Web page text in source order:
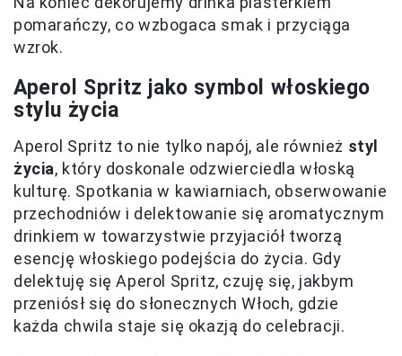
pomarańczy, co wzbogaca smak i przyciąga
wzrok.
Aperol Spritz jako symbol włoskiego
stylu życia
Aperol Spritz to nie tylko napój, ale również styl
życia, który doskonale odzwierciedla włoską
kulturę. Spotkania w kawiarniach, obserwowanie
przechodniów i delektowanie się aromatycznym
drinkiem w towarzystwie przyjaciół tworzą
esencję włoskiego podejścia do życia. Gdy
delektuję się Aperol Spritz, czuję się, jakbym
przeniósł się do słonecznych Włoch, gdzie
każda chwila staje się okazją do celebracji.